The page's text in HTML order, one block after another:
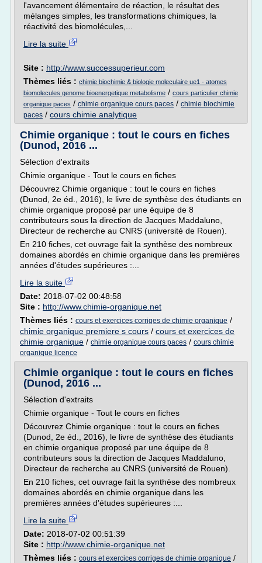
l'avancement élémentaire de réaction, le résultat des
mélanges simples, les transformations chimiques, la
réactivité des biomolécules,...
Lire la suite
Site : http://www.successuperieur.com
Thèmes liés : chimie biochimie & biologie moleculaire ue1 - atomes
biomolecules genome bioenergetique metabolisme / cours particulier chimie
organique paces / chimie organique cours paces / chimie biochimie
paces / cours chimie analytique
Chimie organique : tout le cours en fiches
(Dunod, 2016 ...
Sélection d'extraits
Chimie organique - Tout le cours en fiches
Découvrez Chimie organique : tout le cours en fiches
(Dunod, 2e éd., 2016), le livre de synthèse des étudiants en
chimie organique proposé par une équipe de 8
contributeurs sous la direction de Jacques Maddaluno,
Directeur de recherche au CNRS (université de Rouen).
En 210 fiches, cet ouvrage fait la synthèse des nombreux
domaines abordés en chimie organique dans les premières
années d'études supérieures :...
Lire la suite
Date: 2018-07-02 00:48:58
Site : http://www.chimie-organique.net
Thèmes liés : cours et exercices corriges de chimie organique /
chimie organique premiere s cours / cours et exercices de
chimie organique / chimie organique cours paces / cours chimie
organique licence
Chimie organique : tout le cours en fiches
(Dunod, 2016 ...
Sélection d'extraits
Chimie organique - Tout le cours en fiches
Découvrez Chimie organique : tout le cours en fiches
(Dunod, 2e éd., 2016), le livre de synthèse des étudiants
en chimie organique proposé par une équipe de 8
contributeurs sous la direction de Jacques Maddaluno,
Directeur de recherche au CNRS (université de Rouen).
En 210 fiches, cet ouvrage fait la synthèse des nombreux
domaines abordés en chimie organique dans les
premières années d'études supérieures :...
Lire la suite
Date: 2018-07-02 00:51:39
Site : http://www.chimie-organique.net
Thèmes liés : cours et exercices corriges de chimie organique /